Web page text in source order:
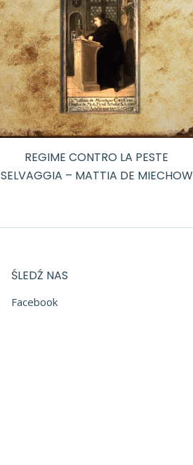
REGIME CONTRO LA PESTE
SELVAGGIA – MATTIA DE MIECHOW
ŚLEDŹ NAS
Facebook